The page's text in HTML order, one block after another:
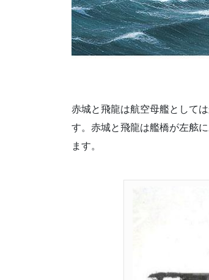
赤城と飛龍は航空母艦として
す。赤城と飛龍は艦橋が左舷
ます。